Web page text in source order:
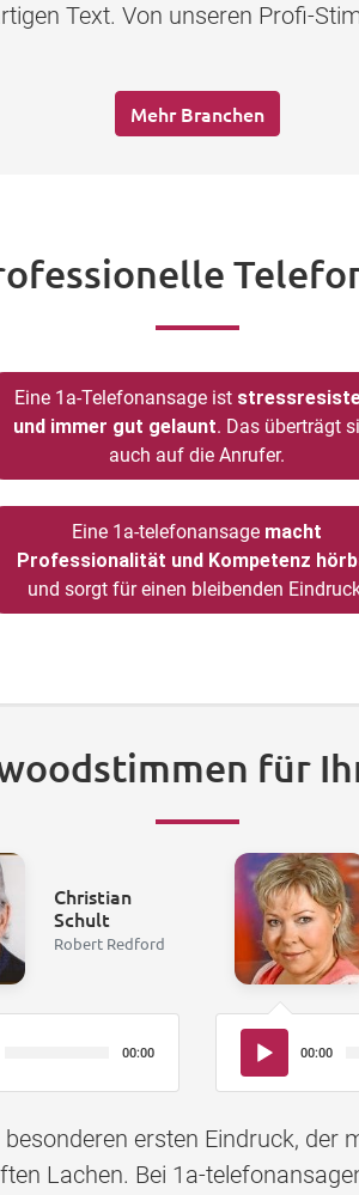
Text. Von unseren Profi-
Mehr Branchen
Eine 1a-Telefonansage ist
und immer gut gelaunt. Das überträgt
auch auf die Anrufer.
Eine 1a-telefonansage macht
Professionalität und Kompetenz
und sorgt für einen bleibenden
für
Christian
Schult
Robert Redford
00:00
Audio-
Player
00:00
ersten Eindruck, der
Lachen. Bei 1a-